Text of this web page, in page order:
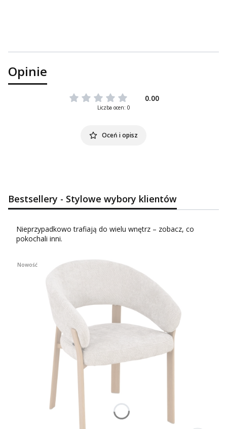
Opinie
0.00
Liczba ocen: 0
Oceń i opisz
Bestsellery - Stylowe wybory klientów
Nieprzypadkowo trafiają do wielu wnętrz – zobacz, co
pokochali inni.
Nowość